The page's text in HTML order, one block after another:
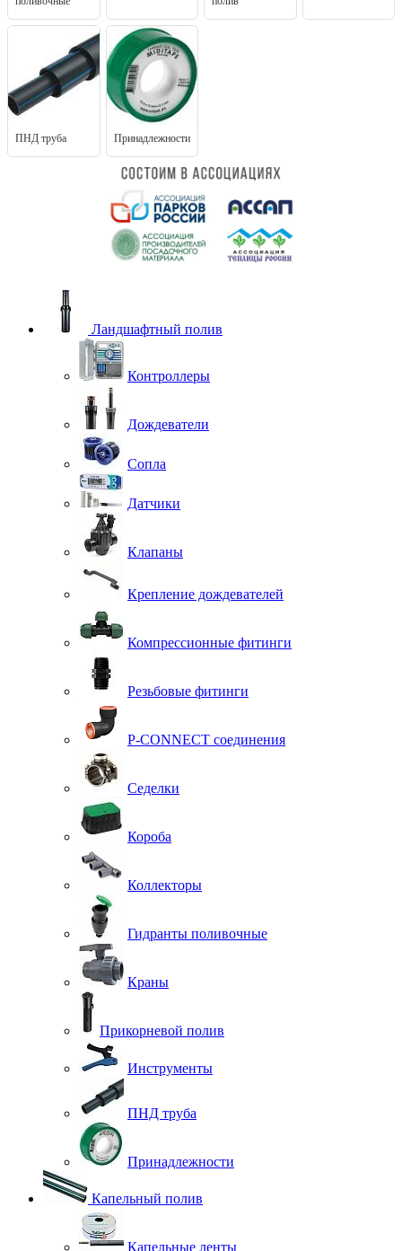
ПНД труба Принадлежности
Ландшафтный полив
Контроллеры
Дождеватели
Сопла
Датчики
Клапаны
Крепление дождевателей
Компрессионные фитинги
Резьбовые фитинги
P-CONNECT соединения
Седелки
Короба
Коллекторы
Гидранты поливочные
Краны
Прикорневой полив
Инструменты
ПНД труба
Принадлежности
Капельный полив
Капельные ленты